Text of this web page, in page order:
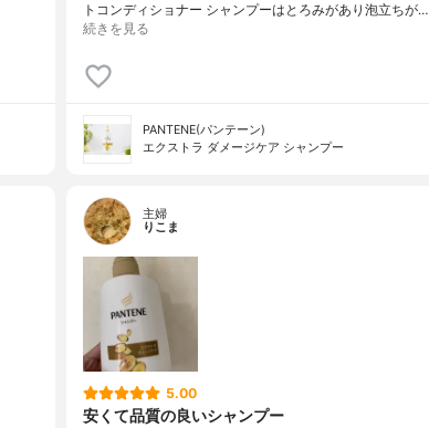
トコンディショナー シャンプーはとろみがあり泡立ちが…
続きを見る
PANTENE(パンテーン)
エクストラ ダメージケア シャンプー
主婦
りこま
5.00
安くて品質の良いシャンプー